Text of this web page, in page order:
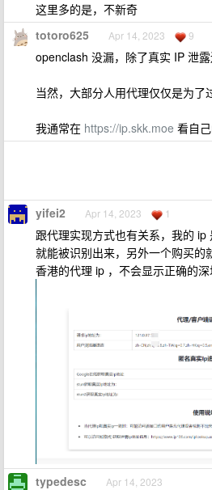
这里多的是，不新奇
totoro625 Apr 14, 2023 9
openclash 没漏，除了真实 IP 泄
当然，大部分人用代理仅仅是为
我通常在 https://ip.skk.moe 看自
yifei2 Apr 14, 2023 1
跟代理实现方式也有关系，我的
就能被识别出来，另外一个购买的
香港的代理 ip ，不会显示正确的
typedesc Apr 14, 2023